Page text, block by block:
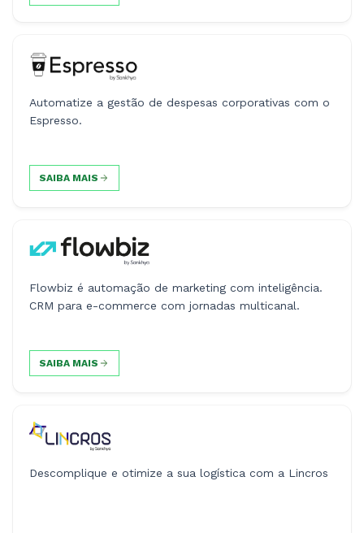
Automatize a gestão de despesas corporativas com o
Espresso.
SAIBA MAIS
Flowbiz é automação de marketing com inteligência.
CRM para e-commerce com jornadas multicanal.
SAIBA MAIS
Descomplique e otimize a sua logística com a Lincros